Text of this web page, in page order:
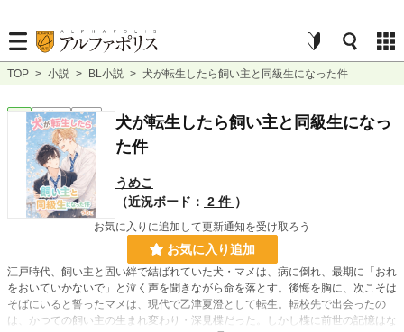
TOP > 小説 > BL小説 > 犬が転生したら飼い主と同級生になった件
連載中 短編
犬が転生したら飼い主と同級生になっ
た件
うめこ
（近況ボード： 2 件 ）
お気に入りに追加して更新通知を受け取ろう
お気に入り追加
江戸時代、飼い主と固い絆で結ばれていた犬・マメは、病に倒れ、最期に「おれ
をおいていかないで」と泣く声を聞きながら命を落とす。後悔を胸に、次こそは
そばにいると誓ったマメは、現代で乙津夏澄として転生。転校先で出会ったの
は、かつての飼い主の生まれ変わり・深見楪だった。しかし楪に前世の記憶はな